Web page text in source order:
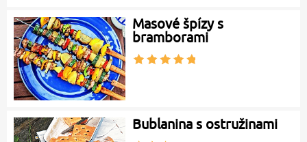
Masové špízy s
bramborami
Bublanina s ostružinami